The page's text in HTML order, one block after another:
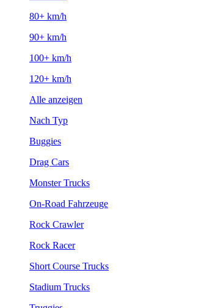
80+ km/h
90+ km/h
100+ km/h
120+ km/h
Alle anzeigen
Nach Typ
Buggies
Drag Cars
Monster Trucks
On-Road Fahrzeuge
Rock Crawler
Rock Racer
Short Course Trucks
Stadium Trucks